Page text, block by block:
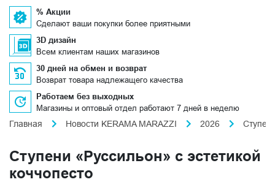
% Акции
Сделают ваши покупки более приятными
3D дизайн
Всем клиентам наших магазинов
30 дней на обмен и возврат
Возврат товара надлежащего качества
Работаем без выходных
Магазины и оптовый отдел работают 7 дней в неделю
Главная
Новости KERAMA MARAZZI 2026
Ступени «Руссильон» с эстетикой
коччопесто